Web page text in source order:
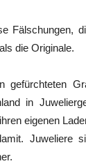
Fälschungen,
die Originale.
gefürchteten
in
eigenen
Juweliere